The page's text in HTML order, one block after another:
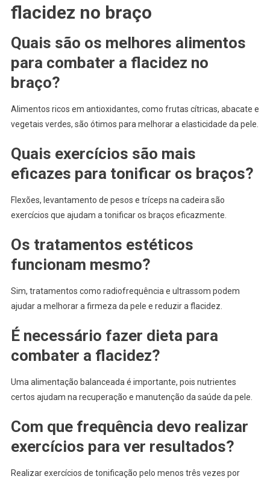
flacidez no braço
Quais são os melhores alimentos
para combater a flacidez no
braço?
Alimentos ricos em antioxidantes, como frutas cítricas, abacate e
vegetais verdes, são ótimos para melhorar a elasticidade da pele.
Quais exercícios são mais
eficazes para tonificar os braços?
Flexões, levantamento de pesos e tríceps na cadeira são
exercícios que ajudam a tonificar os braços eficazmente.
Os tratamentos estéticos
funcionam mesmo?
Sim, tratamentos como radiofrequência e ultrassom podem
ajudar a melhorar a firmeza da pele e reduzir a flacidez.
É necessário fazer dieta para
combater a flacidez?
Uma alimentação balanceada é importante, pois nutrientes
certos ajudam na recuperação e manutenção da saúde da pele.
Com que frequência devo realizar
exercícios para ver resultados?
Realizar exercícios de tonificação pelo menos três vezes por